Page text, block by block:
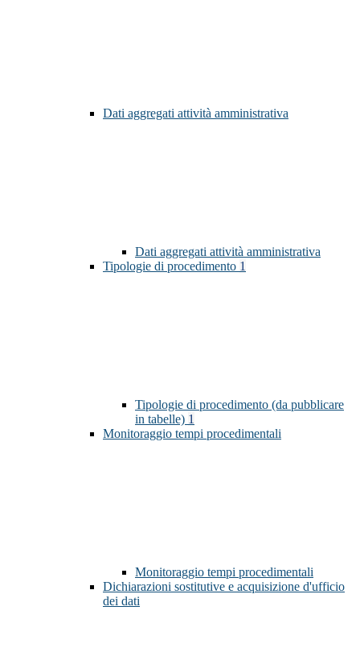
Dati aggregati attività amministrativa
Dati aggregati attività amministrativa
Tipologie di procedimento 1
Tipologie di procedimento (da pubblicare
in tabelle) 1
Monitoraggio tempi procedimentali
Monitoraggio tempi procedimentali
Dichiarazioni sostitutive e acquisizione d'ufficio
dei dati